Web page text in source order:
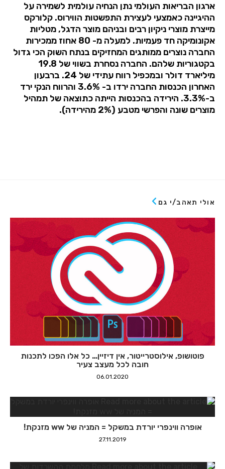
ארגון הבריאות העולמי נתן הנחיה עולמית לשמירה על
ההיגיינה כאמצעי לעצירת התפשטות הווירוס. קלורקס
מייצרת מוצרי ניקיון רבים ובניהם מוצר הדגל, מטליות
אקונומיקה חד פעמיות. למעלה מ- 80 אחוז ממכירות
החברה נוצרים ממותגים המחזיקים בנתח השוק הכי גדול
בקטגוריות שלהם. החברה נסחרת בשווי של 19.8
מיליארד דולר ובמכפיל רווח עתידי של 24. ברבעון
האחרון הכנסות החברה ירדו ב- 3.6% והרווח הנקי ירד
ב-3.3%. הירידה בהכנסות הייתה כתוצאה של תמהיל
מוצרים שונה והפרשי מטבע (2% מהירידה).
אולי תאהב/י גם
פוטושופ, אילוסטרייטור, אין דיזיין… כל אלו הפכו לתכנות
חובה לכל מעצב צעיר
06.01.2020
אופרה ווינפרי יורדת במשקל = המניה של ww מזנקת!
27.11.2019